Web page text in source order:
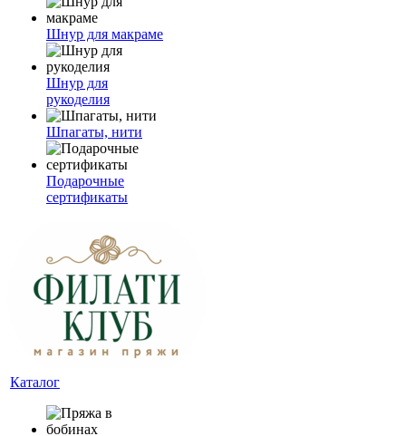
Шнур для макраме
Шнур для
рукоделия
Шпагаты, нити
Подарочные
сертификаты
Каталог